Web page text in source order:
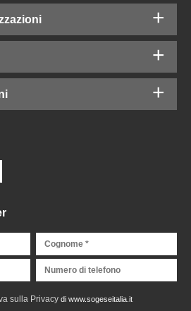
sulla Privacydi www.sogeseitalia.it